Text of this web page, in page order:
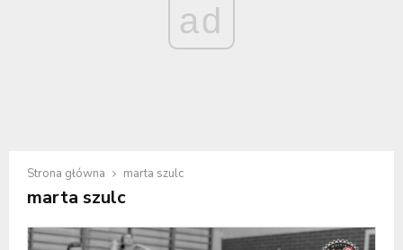
ad
Strona główna marta szulc
marta szulc